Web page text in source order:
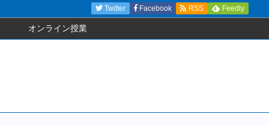
オンライン授業
Twitter Facebook RSS Feedly